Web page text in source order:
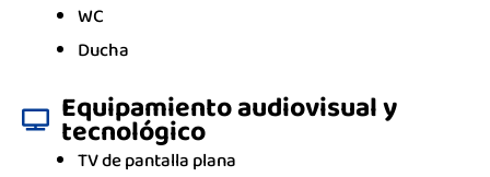
WC
Ducha
Equipamiento audiovisual y
tecnológico
TV de pantalla plana